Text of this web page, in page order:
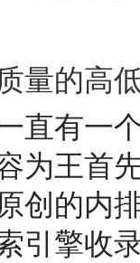
的高
有一个
为王首
创的内
引擎收